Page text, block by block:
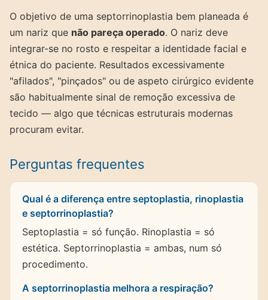
O objetivo de uma septorrinoplastia bem planeada é
um nariz que não pareça operado. O nariz deve
integrar-se no rosto e respeitar a identidade facial e
étnica do paciente. Resultados excessivamente
"afilados", "pinçados" ou de aspeto cirúrgico evidente
são habitualmente sinal de remoção excessiva de
tecido — algo que técnicas estruturais modernas
procuram evitar.
Perguntas frequentes
Qual é a diferença entre septoplastia, rinoplastia
e septorrinoplastia?
Septoplastia = só função. Rinoplastia = só
estética. Septorrinoplastia = ambas, num só
procedimento.
A septorrinoplastia melhora a respiração?